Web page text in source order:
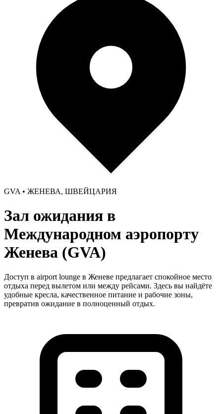
GVA • ЖЕНЕВА, ШВЕЙЦАРИЯ
Зал ожидания в
Международном аэропорту
Женева (GVA)
Доступ в airport lounge в Женеве предлагает спокойное место
отдыха перед вылетом или между рейсами. Здесь вы найдёте
удобные кресла, качественное питание и рабочие зоны,
превратив ожидание в полноценный отдых.